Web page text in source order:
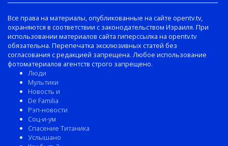
Все права на материалы, опубликованные на сайте opentv.tv,
охраняются в соответствии с законодательством Израиля. При
использовании материалов сайта гиперссылка на opentv.tv
обязательна. Перепечатка эксклюзивных статей без
согласования с редакцией запрещена. Любое использование
фотоматериалов агентств строго запрещено.
Люди
Мультики
Новость и
De Familia
Рэп-новости
Соц-и-ум
Спасение Титаника
Услышано